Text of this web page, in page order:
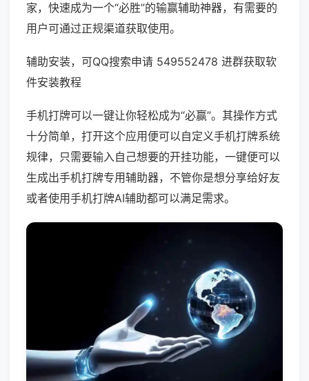
家，快速成为一个“必胜”的输赢辅助神器，有需要的
用户可通过正规渠道获取使用。
辅助安装，可QQ搜索申请 549552478 进群获取软
件安装教程
手机打牌可以一键让你轻松成为“必赢”。其操作方式
十分简单，打开这个应用便可以自定义手机打牌系统
规律，只需要输入自己想要的开挂功能，一键便可以
生成出手机打牌专用辅助器，不管你是想分享给好友
或者使用手机打牌AI辅助都可以满足需求。